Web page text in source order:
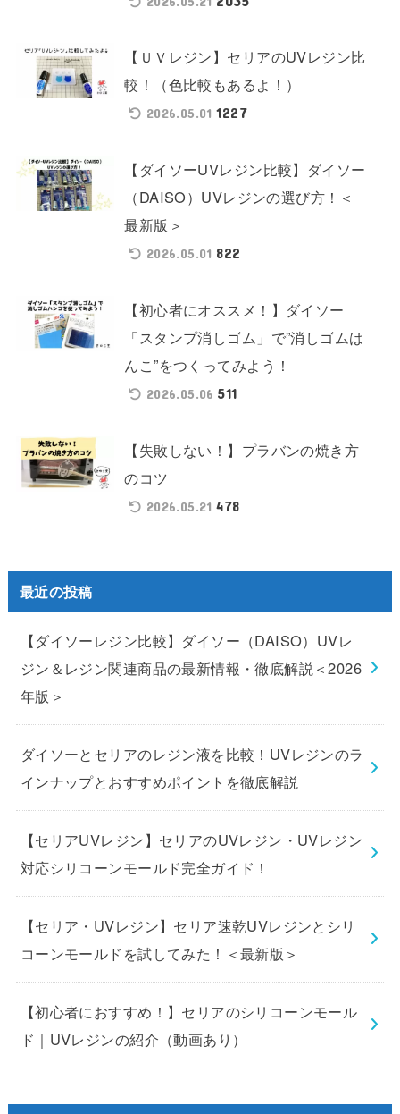
【ＵＶレジン】セリアのUVレジン比
較！（色比較もあるよ！）
2026.05.01 1227
【ダイソーUVレジン比較】ダイソー
（DAISO）UVレジンの選び方！＜
最新版＞
2026.05.01 822
【初心者にオススメ！】ダイソー
「スタンプ消しゴム」で”消しゴムは
んこ”をつくってみよう！
2026.05.06 511
【失敗しない！】プラバンの焼き方
のコツ
2026.05.21 478
最近の投稿
【ダイソーレジン比較】ダイソー（DAISO）UVレ
ジン＆レジン関連商品の最新情報・徹底解説＜2026
年版＞
ダイソーとセリアのレジン液を比較！UVレジンのラ
インナップとおすすめポイントを徹底解説
【セリアUVレジン】セリアのUVレジン・UVレジン
対応シリコーンモールド完全ガイド！
【セリア・UVレジン】セリア速乾UVレジンとシリ
コーンモールドを試してみた！＜最新版＞
【初心者におすすめ！】セリアのシリコーンモール
ド｜UVレジンの紹介（動画あり）